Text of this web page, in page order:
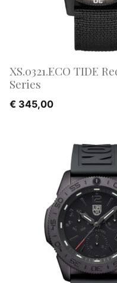
XS.0321.ECO TIDE
Series
€ 345,00